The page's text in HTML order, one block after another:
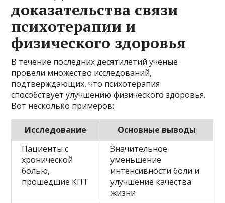
доказательства связи
психотерапии и
физического здоровья
В течение последних десятилетий учёные
провели множество исследований,
подтверждающих, что психотерапия
способствует улучшению физического здоровья.
Вот несколько примеров:
Исследование
Основные выводы
Пациенты с
хронической
болью,
прошедшие КПТ
Значительное
уменьшение
интенсивности боли и
улучшение качества
жизни